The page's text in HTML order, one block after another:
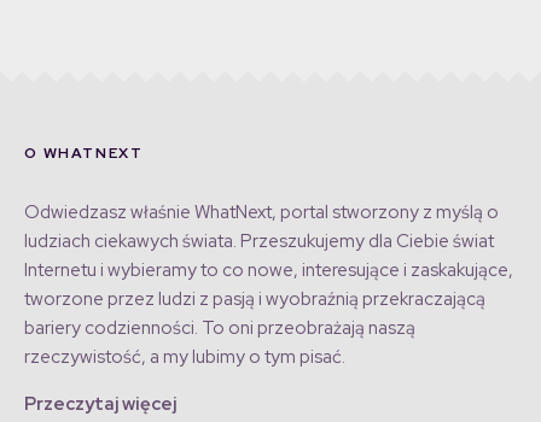
O WHATNEXT
Odwiedzasz właśnie WhatNext, portal stworzony z myślą o
ludziach ciekawych świata. Przeszukujemy dla Ciebie świat
Internetu i wybieramy to co nowe, interesujące i zaskakujące,
tworzone przez ludzi z pasją i wyobraźnią przekraczającą
bariery codzienności. To oni przeobrażają naszą
rzeczywistość, a my lubimy o tym pisać.
Przeczytaj więcej